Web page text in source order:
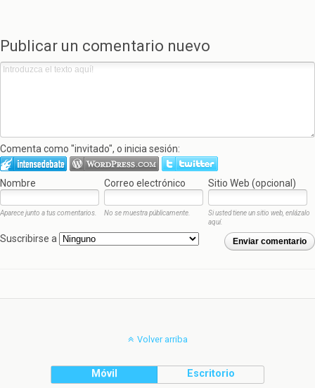
Publicar un comentario nuevo
Comenta como "invitado", o inicia sesión:
Nombre Correo electrónico Sitio Web (opcional)
Aparece junto a tus comentarios. No se muestra públicamente.
Si usted tiene un sitio web, enlázalo
aquí.
Enviar comentario
Suscribirse a
Volver arriba
Móvil Escritorio